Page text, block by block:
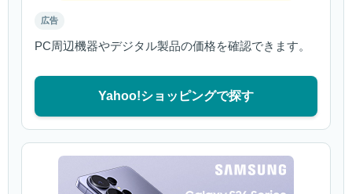
広告
PC周辺機器やデジタル製品の価格を確認できます。
Yahoo!ショッピングで探す